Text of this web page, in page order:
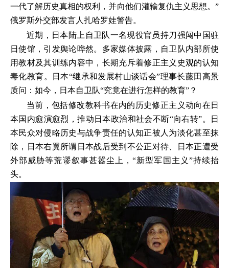
一代了解历史真相的权利，并向他们灌输复仇主义思想。”
俄罗斯外交部发言人扎哈罗娃警告。
近期，日本陆上自卫队一名现役官员持刀强闯中国驻
日使馆，引发舆论哗然。多家媒体披露，自卫队内部所使
用教材及其训练内容中，长期充斥着修正主义史观的认知
毒化教育。日本“继承和发展村山谈话会”理事长藤田高景
质问：如今，日本自卫队“究竟在进行怎样的教育”？
当前，包括修改教科书在内的历史修正主义动向在日
本国内愈演愈烈，推动日本政治和社会不断“向右转”。日
本民众对侵略历史与战争责任的认知正被人为淡化甚至抹
除，日本右翼所谓日本战后受到不公正对待、日本正遭受
外部威胁等荒谬叙事甚嚣尘上，“新型军国主义”持续抬
头。